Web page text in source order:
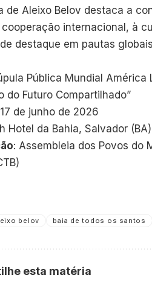
de Aleixo Belov destaca a
internacional, à
destaque em pautas
Pública Mundial América
do Futuro Compartilhado”
de junho de 2026
Hotel da Bahia, Salvador (BA)
: Assembleia dos Povos do
belov baia de todos os santos
esta matéria